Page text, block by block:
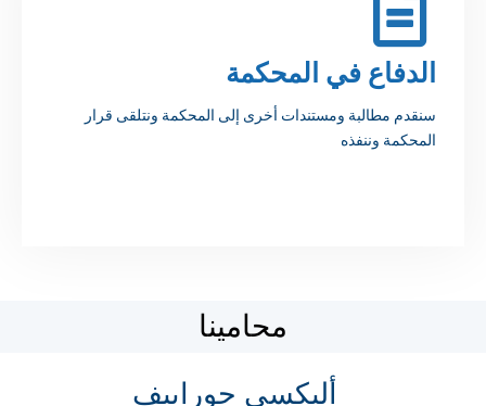
الدفاع في المحكمة
سنقدم مطالبة ومستندات أخرى إلى المحكمة ونتلقى قرار
المحكمة وننفذه
محامينا
أليكسي جوراييف